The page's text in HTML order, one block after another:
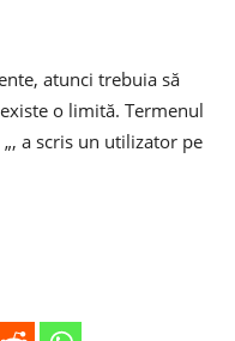
atunci trebuia să
o limită. Termenul
a scris un utilizator pe